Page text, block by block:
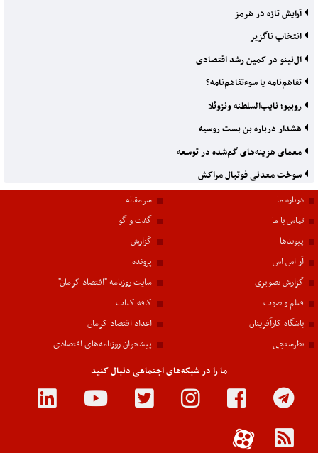
آرایش تازه در هرمز
انتخاب ناگزیر
ال‌نینو در کمین رشد اقتصادی
تفاهم‌نامه یا سوءتفاهم‌نامه؟
روبیو؛ نایب‌السلطنه ونزوئلا
هشدار درباره بن بست روسیه
معمای هزینه‌های گم‌شده در توسعه
سوخت معدنی فوتبال مراکش
درباره ما
تماس با ما
پیوندها
آر اس اس
سرمقاله
گفت و گو
گزارش
پرونده
گزارش تصویری
فیلم و صوت
باشگاه کارآفرینان
نظرسنجی
سایت روزنامه "اقتصاد کرمان"
کافه کتاب
اعداد اقتصاد کرمان
پیشخوان روزنامه‌های اقتصادی
ما را در شبکه‌های اجتماعی دنبال کنید